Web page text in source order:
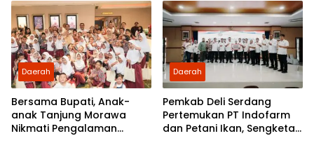
Daerah
Bersama Bupati, Anak-
anak Tanjung Morawa
Nikmati Pengalaman
Daerah
Pemkab Deli Serdang
Pertemukan PT Indofarm
dan Petani Ikan, Sengketa